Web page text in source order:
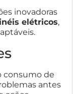
inovadoras
elétricos,
consumo de
antes